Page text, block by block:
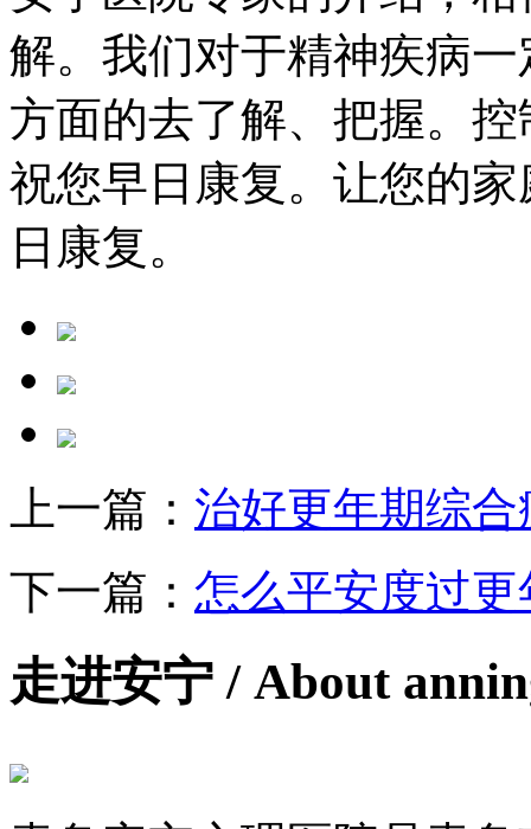
解。我们对于精神疾病
方面的去了解、把握。
祝您早日康复。让您的
日康复。
上一篇： 治好更年期综
下一篇： 怎么平安度过更
走进安宁 / About